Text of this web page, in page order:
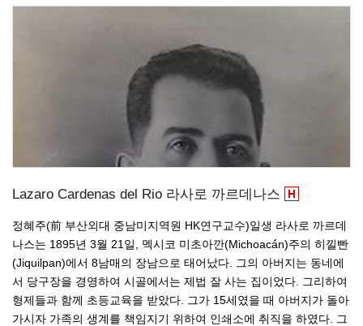
Lazaro Cardenas del Rio 라사로 까르데나스
정혜주(前 부산외대 중남미지역원 HK연구교수)일생 라사로 까르데
나스는 1895년 3월 21일, 멕시코 미초아깐(Michoacá́n)주의 히낄빤
(Jiquilpan)에서 8남매의 장남으로 태어났다. 그의 아버지는 동네에
서 당구장을 경영하여 시골에서는 제법 잘 사는 집이었다. 그리하여
형제들과 함께 초등교육을 받았다. 그가 15세였을 때 아버지가 돌아
가시자 가족의 생계를 책임지기 위하여 인쇄소에 취직을 하였다. 그